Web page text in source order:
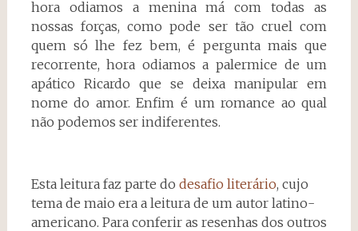
hora odiamos a menina má com todas as
nossas forças, como pode ser tão cruel com
quem só lhe fez bem, é pergunta mais que
recorrente, hora odiamos a palermice de um
apático Ricardo que se deixa manipular em
nome do amor. Enfim é um romance ao qual
não podemos ser indiferentes.
Esta leitura faz parte do desafio literário, cujo
tema de maio era a leitura de um autor latino-
americano. Para conferir as resenhas dos outros